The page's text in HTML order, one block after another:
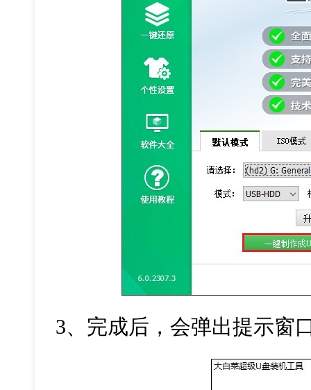
3、完成后，会弹出提示窗